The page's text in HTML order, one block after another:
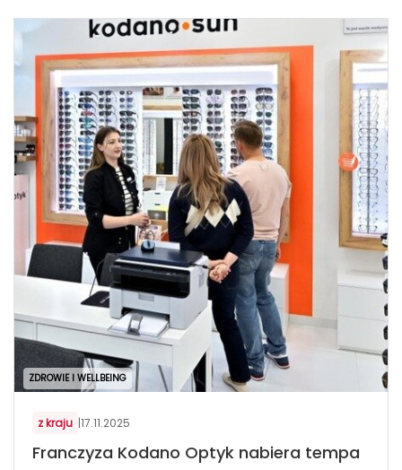
ZDROWIE I WELLBEING
z kraju |17.11.2025
Franczyza Kodano Optyk nabiera tempa